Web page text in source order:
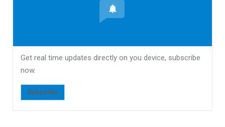
Get real time updates directly on you device, subscribe
now.
Subscribe